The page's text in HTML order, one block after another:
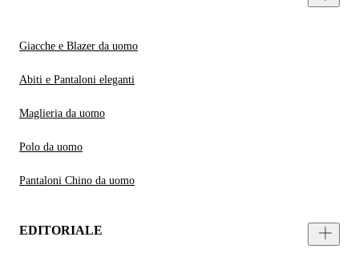
Giacche e Blazer da uomo
Abiti e Pantaloni eleganti
Maglieria da uomo
Polo da uomo
Pantaloni Chino da uomo
EDITORIALE